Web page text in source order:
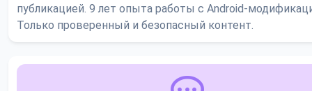
публикацией. 9 лет опыта работы с Android-
Только проверенный и безопасный контент.